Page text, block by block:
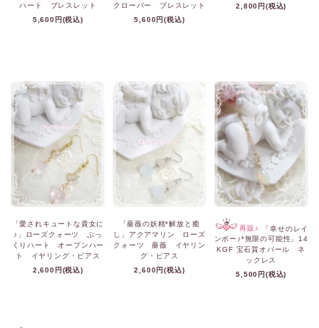
ハート ブレスレット
5,600円(税込)
クローバー ブレスレット
5,600円(税込)
2,800円(税込)
「愛されキュートな貴女に
♪」ローズクォーツ ぷっ
くりハート オープンハー
ト イヤリング・ピアス
2,600円(税込)
「薔薇の妖精*解放と癒
し」アクアマリン ローズ
クォーツ 薔薇 イヤリン
グ・ピアス
2,600円(税込)
再販♪
「幸せのレイ
ンボー♪*無限の可能性」14
KGF 宝石質オパール ネ
ックレス
5,500円(税込)